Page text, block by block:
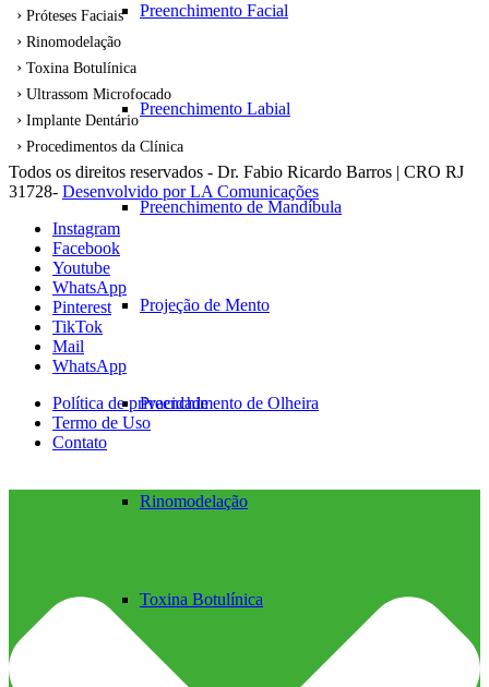
Preenchimento Facial
Preenchimento Labial
Preenchimento de Mandíbula
Projeção de Mento
Preenchimento de Olheira
Rinomodelação
Toxina Botulínica
Próteses Faciais
Rinomodelação
Toxina Botulínica
Ultrassom Microfocado
Implante Dentário
Procedimentos da Clínica
Todos os direitos reservados - Dr. Fabio Ricardo Barros | CRO RJ
31728- Desenvolvido por LA Comunicações
Instagram
Facebook
Youtube
WhatsApp
Pinterest
TikTok
Mail
WhatsApp
Política de privacidade
Termo de Uso
Contato